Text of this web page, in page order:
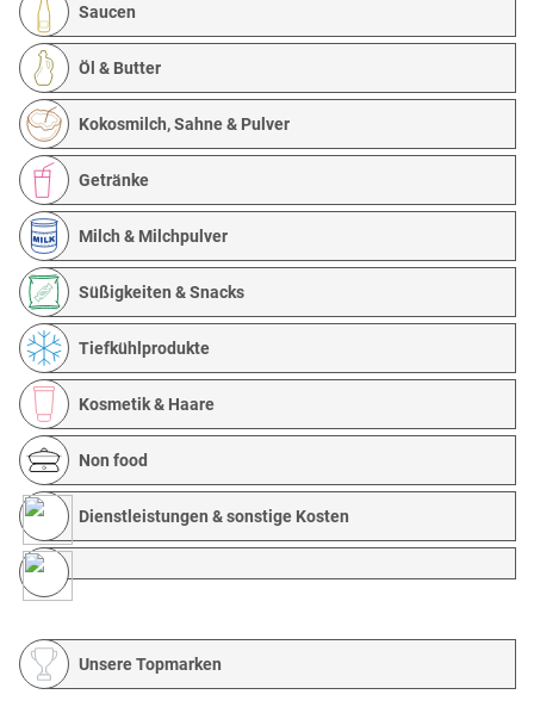
Saucen
Öl & Butter
Kokosmilch, Sahne & Pulver
Getränke
Milch & Milchpulver
Süßigkeiten & Snacks
Tiefkühlprodukte
Kosmetik & Haare
Non food
Dienstleistungen & sonstige Kosten
Unsere Topmarken